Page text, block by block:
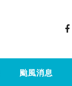
颱風消息